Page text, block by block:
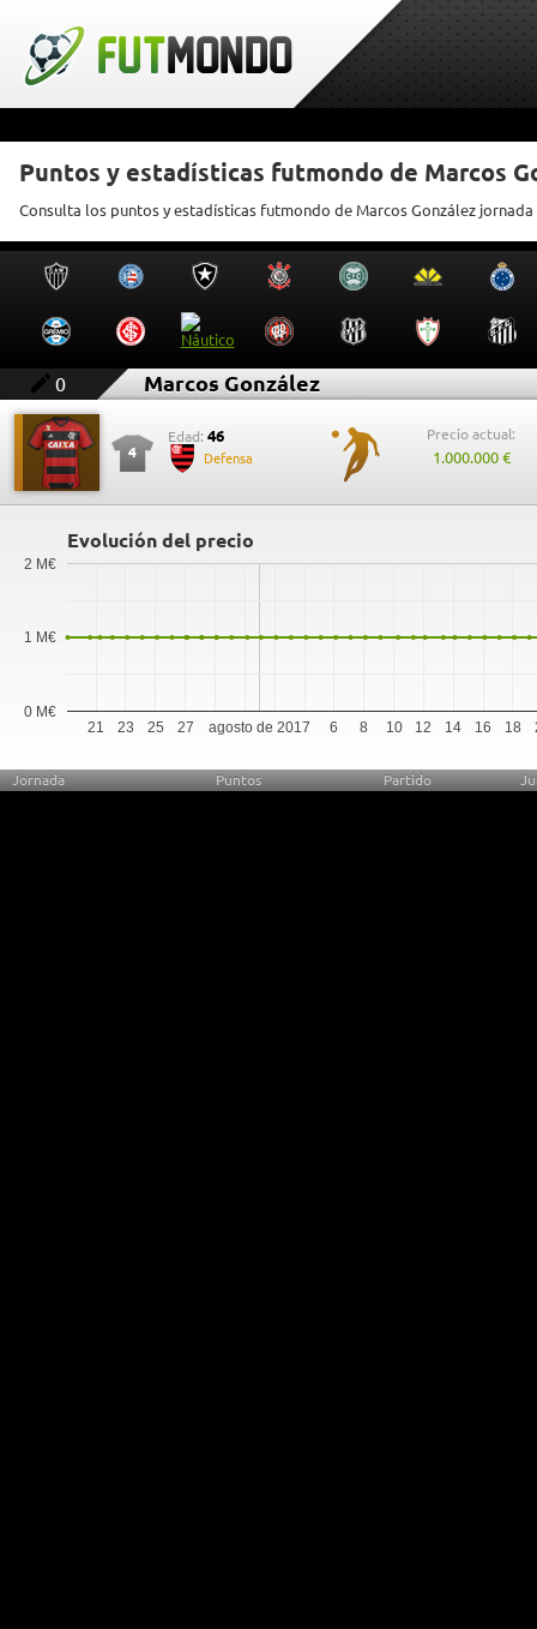
Puntos y estadísticas futmondo de Marcos
Consulta los puntos y estadísticas futmondo de Marcos González jornada
0 Marcos González
4
Edad: 46
Defensa
Precio actual:
1.000.000 €
Evolución del precio
agosto de 2017
21 23 25 27 6 8 10 12 14 16 18
0 M€
1 M€
2 M€
Jornada Puntos Partido